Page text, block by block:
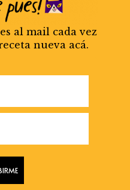
al mail cada vez
nueva acá.